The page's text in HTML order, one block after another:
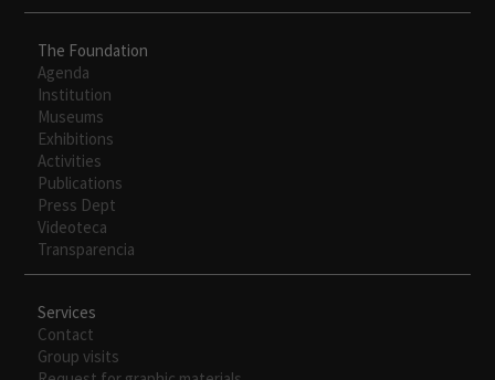
The Foundation
Agenda
Institution
Museums
Exhibitions
Activities
Publications
Press Dept
Videoteca
Transparencia
Services
Contact
Group visits